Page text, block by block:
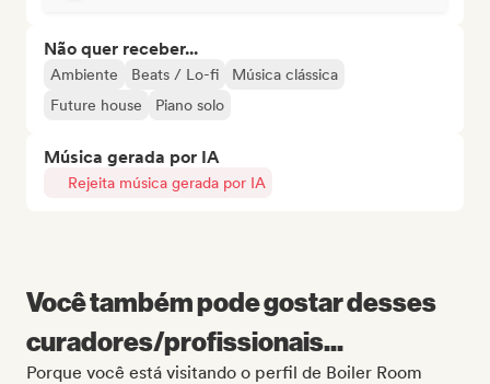
Não quer receber...
Ambiente Beats / Lo-fi
Música clássica
Future house
Piano solo
Música gerada por IA
Rejeita música gerada por IA
Você também pode gostar desses
curadores/profissionais...
Porque você está visitando o perfil de Boiler Room